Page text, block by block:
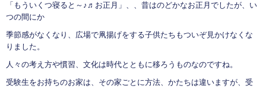
「もういくつ寝ると～♪♬お正月」、、昔はのどかなお正月でしたが、い
つの間にか
季節感がなくなり、広場で凧揚げをする子供たちもついぞ見かけなくな
りました。
人々の考え方や慣習、文化は時代とともに移ろうものなのですね。
受験生をお持ちのお家は、その家ごとに方法、かたちは違いますが、受